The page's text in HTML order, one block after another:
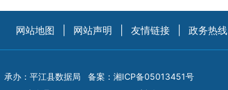
网站地图 网站声明 友情链接 政务热线
承办：平江县数据局 备案： 湘ICP备05013451号